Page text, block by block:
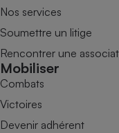
Nos services
Soumettre un litige
Rencontrer une
Mobiliser
Combats
Victoires
Devenir adhérent